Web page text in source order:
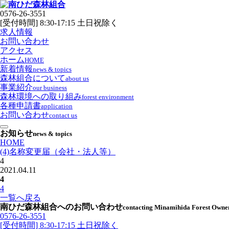
0576-26-3551
[受付時間] 8:30-17:15 土日祝除く
求人情報
お問い合わせ
アクセス
ホームHOME
新着情報news & topics
森林組合についてabout us
事業紹介our business
森林環境への取り組みforest environment
各種申請書application
お問い合わせcontact us
お知らせnews & topics
HOME
(4)名称変更届（会社・法人等）
4
2021.04.11
4
4
一覧へ戻る
南ひだ森林組合へのお問い合わせcontacting Minamihida Forest
0576-26-3551
[受付時間] 8:30-17:15 土日祝除く